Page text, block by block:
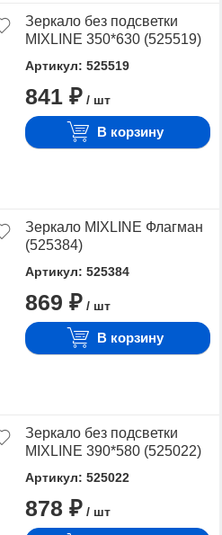
Зеркало без подсветки
MIXLINE 350*630 (525519)
Артикул: 525519
841 ₽ / шт
В корзину
Зеркало MIXLINE Флагман
(525384)
Артикул: 525384
869 ₽ / шт
В корзину
Зеркало без подсветки
MIXLINE 390*580 (525022)
Артикул: 525022
878 ₽ / шт